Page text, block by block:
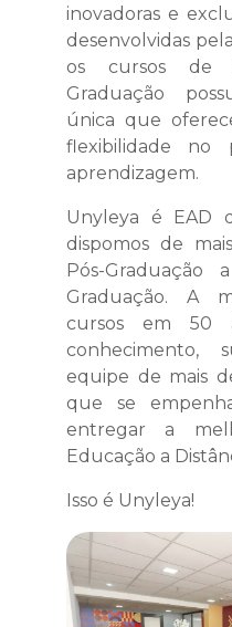
inovadoras e
desenvolvidas
os cursos de
Graduação
única que
flexibilidade no
aprendizagem.
Unyleya é EAD
dispomos de
Pós-
Graduação. A
cursos em 50
conhecimento,
equipe de mais
que se
entregar a
Educação a
Isso é Unyleya!